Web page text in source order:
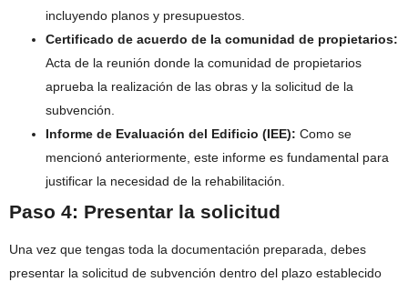
incluyendo planos y presupuestos.
Certificado de acuerdo de la comunidad de propietarios:
Acta de la reunión donde la comunidad de propietarios
aprueba la realización de las obras y la solicitud de la
subvención.
Informe de Evaluación del Edificio (IEE): Como se
mencionó anteriormente, este informe es fundamental para
justificar la necesidad de la rehabilitación.
Paso 4: Presentar la solicitud
Una vez que tengas toda la documentación preparada, debes
presentar la solicitud de subvención dentro del plazo establecido